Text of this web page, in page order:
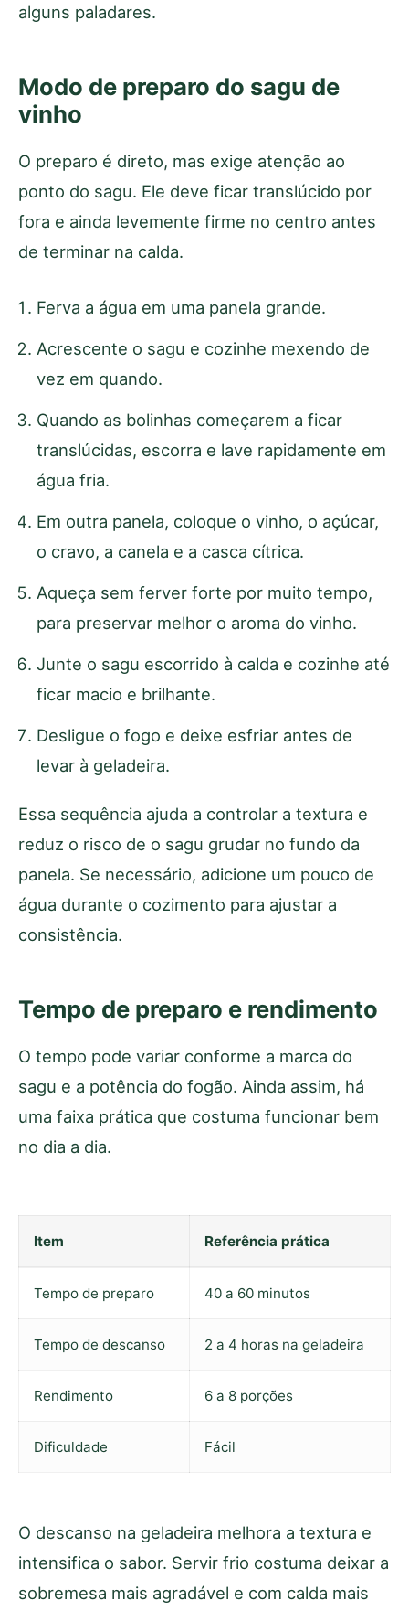
alguns paladares.
Modo de preparo do sagu de
vinho
O preparo é direto, mas exige atenção ao
ponto do sagu. Ele deve ficar translúcido por
fora e ainda levemente firme no centro antes
de terminar na calda.
Ferva a água em uma panela grande.
Acrescente o sagu e cozinhe mexendo de
vez em quando.
Quando as bolinhas começarem a ficar
translúcidas, escorra e lave rapidamente em
água fria.
Em outra panela, coloque o vinho, o açúcar,
o cravo, a canela e a casca cítrica.
Aqueça sem ferver forte por muito tempo,
para preservar melhor o aroma do vinho.
Junte o sagu escorrido à calda e cozinhe até
ficar macio e brilhante.
Desligue o fogo e deixe esfriar antes de
levar à geladeira.
Essa sequência ajuda a controlar a textura e
reduz o risco de o sagu grudar no fundo da
panela. Se necessário, adicione um pouco de
água durante o cozimento para ajustar a
consistência.
Tempo de preparo e rendimento
O tempo pode variar conforme a marca do
sagu e a potência do fogão. Ainda assim, há
uma faixa prática que costuma funcionar bem
no dia a dia.
Item Referência prática
Tempo de preparo 40 a 60 minutos
Tempo de descanso 2 a 4 horas na geladeira
Rendimento 6 a 8 porções
Dificuldade Fácil
O descanso na geladeira melhora a textura e
intensifica o sabor. Servir frio costuma deixar a
sobremesa mais agradável e com calda mais